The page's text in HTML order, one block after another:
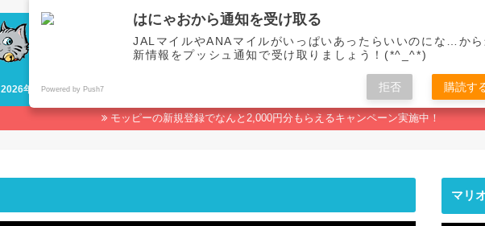
2026年最新 ANAマイルの貯め方 人生なんてマイルで変わる！
モッピーの新規登録でなんと2,000円分もらえるキャンペーン実施中！
マリ
はにゃおから通知を受け取る
JALマイルやANAマイルがいっぱいあったらいいのにな…から
新情報をプッシュ通知で受け取りましょう！(*^_^*)
Powered by Push7 拒否 購読す